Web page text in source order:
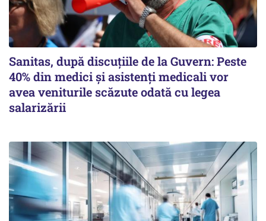
Sanitas, după discuțiile de la Guvern: Peste
40% din medici și asistenți medicali vor
avea veniturile scăzute odată cu legea
salarizării